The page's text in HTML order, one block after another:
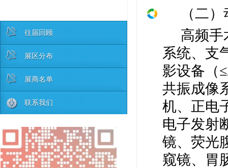
往届回顾
展区分布
展商名单
联系我们
（二
高频手
系统、支
影设备（
共振成像
机、正电
电子发射
镜、荧光
窥镜、胃